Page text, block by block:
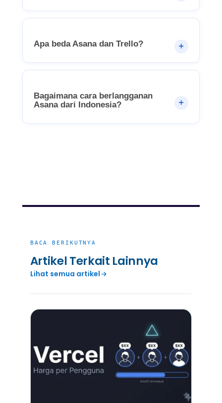
Apa beda Asana dan Trello?
Bagaimana cara berlangganan
Asana dari Indonesia?
BACA BERIKUTNYA
Artikel Terkait Lainnya
Lihat semua artikel